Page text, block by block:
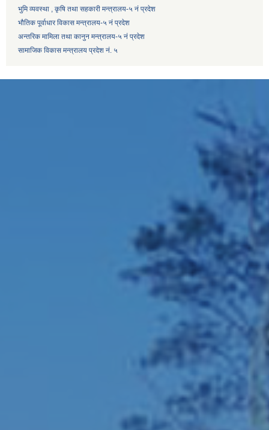
भुमि व्यवस्था , कृषि तथा सहकारी मन्त्रालय-५ नं प्रदेश
भौतिक पूर्वाधार विकास मन्त्रालय-५ नं प्रदेश
अन्तरिक मामिला तथा कानुन मन्त्रालय-५ नं प्रदेश
सामाजिक विकास मन्त्रालय प्रदेश नं. ५